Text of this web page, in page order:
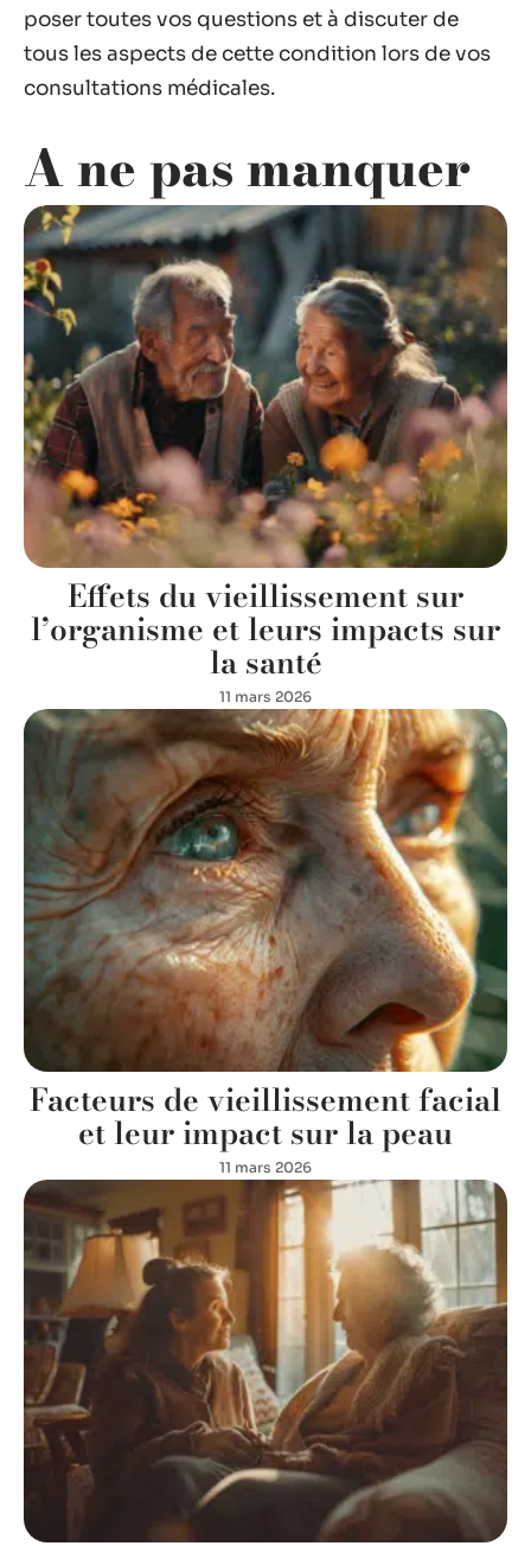
poser toutes vos questions et à discuter de
tous les aspects de cette condition lors de vos
consultations médicales.
A ne pas manquer
Effets du vieillissement sur
l’organisme et leurs impacts sur
la santé
11 mars 2026
Facteurs de vieillissement facial
et leur impact sur la peau
11 mars 2026